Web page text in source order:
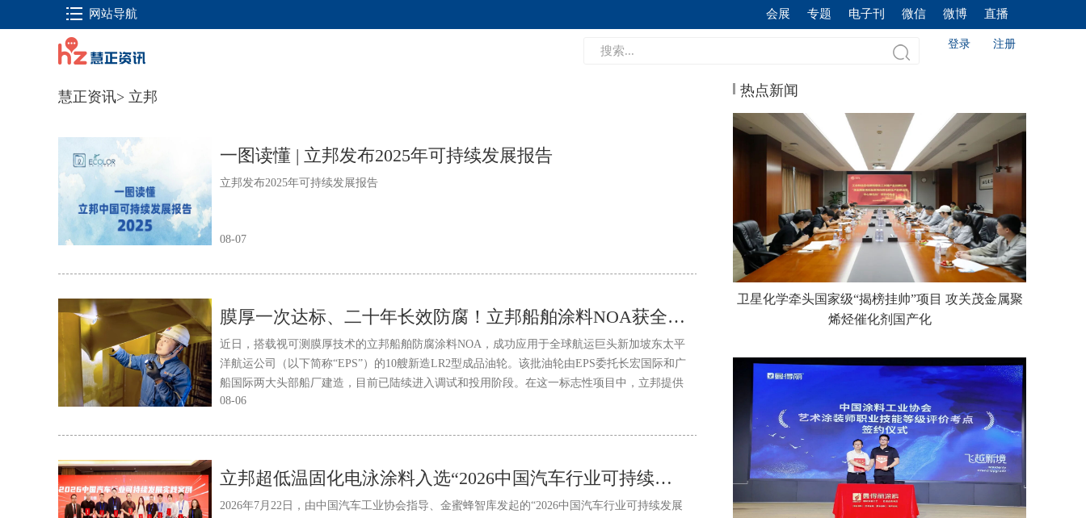
网站导航 会展 专题 电子刊 微信 微博 直播
登录 注册
慧正资讯> 立邦
一图读懂 | 立邦发布2025年可持续发展报告
立邦发布2025年可持续发展报告
08-07
膜厚一次达标、二十年长效防腐！立邦船舶涂料NOA获全球航运巨头EPS规模化应用
近日，搭载视可测膜厚技术的立邦船舶防腐涂料NOA，成功应用于全球航运巨头新加坡东太平
洋航运公司（以下简称“EPS”）的10艘新造LR2型成品油轮。该批油轮由EPS委托长宏国际和广
船国际两大头部船厂建造，目前已陆续进入调试和投用阶段。在这一标志性项目中，立邦提供
了高性能、易施工的防腐涂装解决方案，帮助实现膜厚一次达标，并使涂装周期缩短约7天，
08-06
立邦超低温固化电泳涂料入选“2026中国汽车行业可持续发展实践案例”
2026年7月22日，由中国汽车工业协会指导、金蜜蜂智库发起的“2026中国汽车行业可持续发展
热点新闻
卫星化学牵头国家级“揭榜挂帅”项目 攻关茂金属聚
烯烃催化剂国产化